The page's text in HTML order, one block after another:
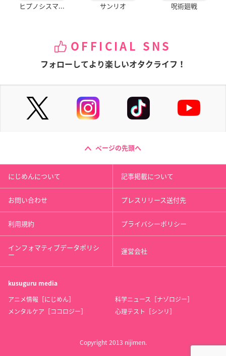
ヒプノシスマ... サンリオ 呪術廻戦
OFFICIAL SNS
フォローしてより楽しいオタクライフ！
ページの先頭へ
にじめんについて 記事掲載について
お問い合わせ プレスリリース送付先
利用規約 プライバシーポリシー
インフォマティブデータポリシ
ー 運営会社
kusuguru media
アニメ情報［にじめん］
科学ニュース［ナゾロジー］
メンタルケア［ココロジー］
心理テスト［シンリ］
Copyright 2013 nijimen.